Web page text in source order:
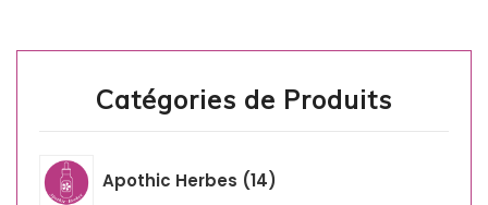
Catégories de Produits
Apothic Herbes 14